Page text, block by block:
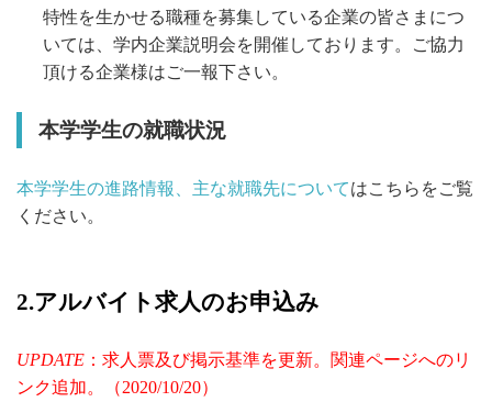
特性を生かせる職種を募集している企業の皆さまにつ
いては、学内企業説明会を開催しております。ご協力
頂ける企業様はご一報下さい。
本学学生の就職状況
本学学生の進路情報、主な就職先についてはこちらをご覧
ください。
2.アルバイト求人のお申込み
UPDATE ：求人票及び掲示基準を更新。関連ページへのリ
ンク追加。（2020/10/20）